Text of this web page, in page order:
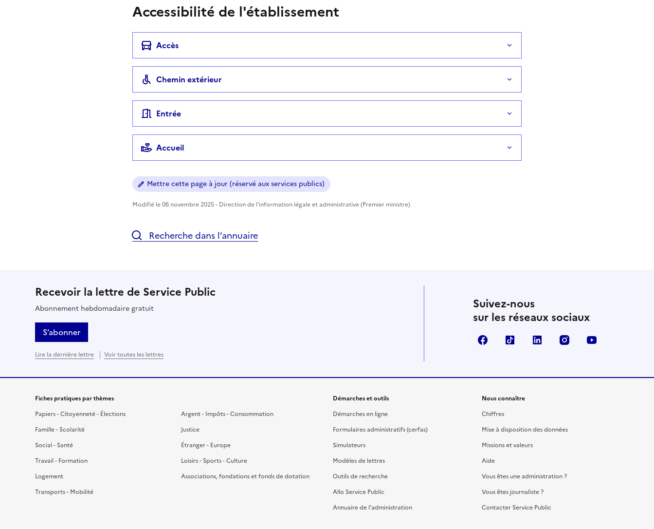
Accessibilité de l'établissement
Accès
Chemin extérieur
Entrée
Accueil
Mettre cette page à jour (réservé aux services publics)
Modifié le 06 novembre 2025 - Direction de l'information légale et administrative (Premier ministre)
Recherche dans l’annuaire
Recevoir la lettre de Service Public
Abonnement hebdomadaire gratuit
S’abonner
Lire la dernière lettre Voir toutes les lettres
Suivez-nous
sur les réseaux sociaux
FacebookTikTok LinkedIn Instagram
Fiches pratiques par thèmes
Papiers - Citoyenneté - Élections
Famille - Scolarité
Social - Santé
Travail - Formation
Logement
Transports - Mobilité
Argent - Impôts - Consommation
Justice
Étranger - Europe
Loisirs - Sports - Culture
Associations, fondations et fonds de dotation
Démarches et outils
Démarches en ligne
Formulaires administratifs (cerfas)
Simulateurs
Modèles de lettres
Outils de recherche
Allo Service Public
Annuaire de l'administration
Nous connaître
Chiffres
Mise à disposition des données
Missions et valeurs
Aide
Vous êtes une administration ?
Vous êtes journaliste ?
Contacter Service Public